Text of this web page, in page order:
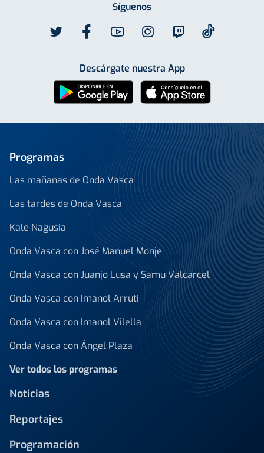
Síguenos
Descárgate nuestra App
Programas
Las mañanas de Onda Vasca
Las tardes de Onda Vasca
Kale Nagusia
Onda Vasca con José Manuel Monje
Onda Vasca con Juanjo Lusa y Samu Valcárcel
Onda Vasca con Imanol Arruti
Onda Vasca con Imanol Vilella
Onda Vasca con Ángel Plaza
Ver todos los programas
Noticias
Reportajes
Programación